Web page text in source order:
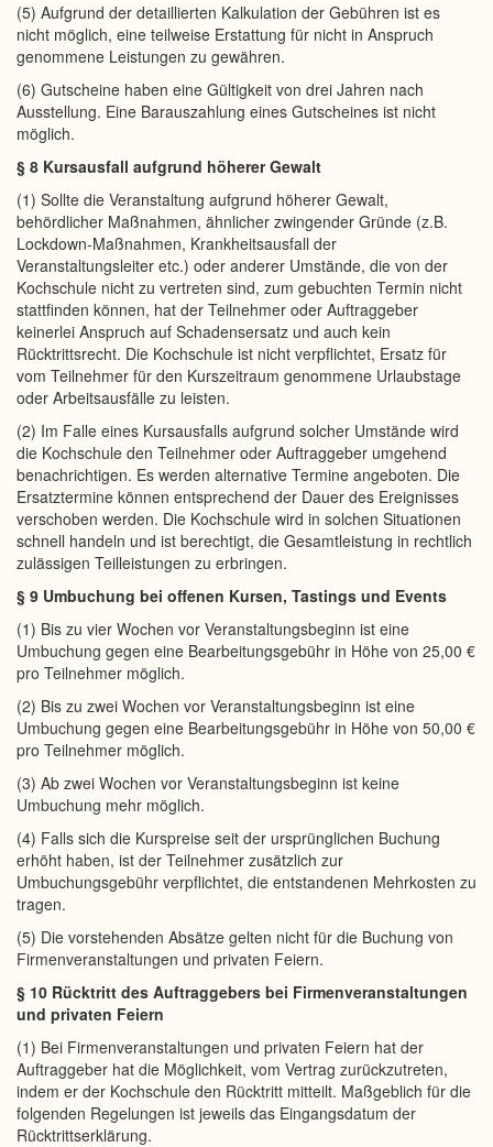
(5) Aufgrund der detaillierten Kalkulation der Gebühren ist es
nicht möglich, eine teilweise Erstattung für nicht in Anspruch
genommene Leistungen zu gewähren.
(6) Gutscheine haben eine Gültigkeit von drei Jahren nach
Ausstellung. Eine Barauszahlung eines Gutscheines ist nicht
möglich.
§ 8 Kursausfall aufgrund höherer Gewalt
(1) Sollte die Veranstaltung aufgrund höherer Gewalt,
behördlicher Maßnahmen, ähnlicher zwingender Gründe (z.B.
Lockdown-Maßnahmen, Krankheitsausfall der
Veranstaltungsleiter etc.) oder anderer Umstände, die von der
Kochschule nicht zu vertreten sind, zum gebuchten Termin nicht
stattfinden können, hat der Teilnehmer oder Auftraggeber
keinerlei Anspruch auf Schadensersatz und auch kein
Rücktrittsrecht. Die Kochschule ist nicht verpflichtet, Ersatz für
vom Teilnehmer für den Kurszeitraum genommene Urlaubstage
oder Arbeitsausfälle zu leisten.
(2) Im Falle eines Kursausfalls aufgrund solcher Umstände wird
die Kochschule den Teilnehmer oder Auftraggeber umgehend
benachrichtigen. Es werden alternative Termine angeboten. Die
Ersatztermine können entsprechend der Dauer des Ereignisses
verschoben werden. Die Kochschule wird in solchen Situationen
schnell handeln und ist berechtigt, die Gesamtleistung in rechtlich
zulässigen Teilleistungen zu erbringen.
§ 9 Umbuchung bei offenen Kursen, Tastings und Events
(1) Bis zu vier Wochen vor Veranstaltungsbeginn ist eine
Umbuchung gegen eine Bearbeitungsgebühr in Höhe von 25,00 €
pro Teilnehmer möglich.
(2) Bis zu zwei Wochen vor Veranstaltungsbeginn ist eine
Umbuchung gegen eine Bearbeitungsgebühr in Höhe von 50,00 €
pro Teilnehmer möglich.
(3) Ab zwei Wochen vor Veranstaltungsbeginn ist keine
Umbuchung mehr möglich.
(4) Falls sich die Kurspreise seit der ursprünglichen Buchung
erhöht haben, ist der Teilnehmer zusätzlich zur
Umbuchungsgebühr verpflichtet, die entstandenen Mehrkosten zu
tragen.
(5) Die vorstehenden Absätze gelten nicht für die Buchung von
Firmenveranstaltungen und privaten Feiern.
§ 10 Rücktritt des Auftraggebers bei Firmenveranstaltungen
und privaten Feiern
(1) Bei Firmenveranstaltungen und privaten Feiern hat der
Auftraggeber hat die Möglichkeit, vom Vertrag zurückzutreten,
indem er der Kochschule den Rücktritt mitteilt. Maßgeblich für die
folgenden Regelungen ist jeweils das Eingangsdatum der
Rücktrittserklärung.